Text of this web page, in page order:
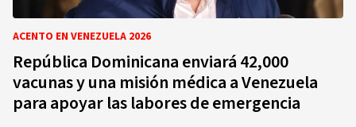
ACENTO EN VENEZUELA 2026
República Dominicana enviará 42,000
vacunas y una misión médica a Venezuela
para apoyar las labores de emergencia